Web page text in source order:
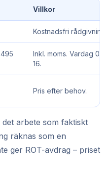
Villkor
Kostnadsfri rådgivning.
Inkl. moms. Vardag 07–
16.
Pris efter behov.
arbete som faktiskt
räknas som en
ger ROT-avdrag – priset